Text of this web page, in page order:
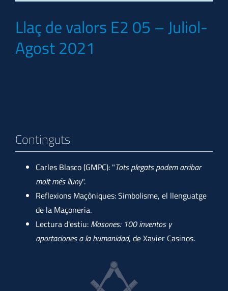
Llaç de valors E2 05 – Juliol-
Agost 2021
Continguts
Carles Blasco (GMPC): "Tots plegats podem arribar
molt més lluny".
Reflexions Maçòniques: Simbolisme, el llenguatge
de la Maçoneria.
Lectura d'estiu: Masones: 100 inventos y
aportaciones a la humanidad, de Xavier Casinos.